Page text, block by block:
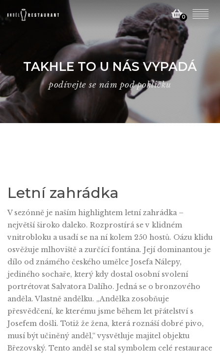
0
TAKHLE TO U NÁS VYPADÁ
podívejte se nám pod pokličku
Letní zahrádka
V sezónně je naším highlightem letní zahrádka –
největší široko daleko. Rozprostírá se v klidném
vnitrobloku a usadí se na ní kolem 250 hostů. Oázu klidu
osvěžuje mlhoviště a zurčící fontána. Její dominantou je
dílo od známého českého umělce Josefa Nálepy,
jediného sochaře, který kdy dostal osobní svolení
portrétovat Salvatora Dalího. Jedná se o bronzového
anděla. Vlastně andělku. „Andělka zosobňuje
přesvědčení, ke kterému jsme během let přátelství s
Josefem došli. Totiž že žena, která roznáší dobré pivo,
musí být učiněný anděl,“ vysvětluje majitel objektu
Březovský. Tento anděl se stal symbolem celé restaurace